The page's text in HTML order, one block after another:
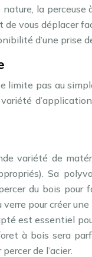
la perceuse
vous déplacer
d’une prise
limite pas au
variété de
Sa
du bois pour
pour créer
est essentiel
à bois sera
de l’acier.